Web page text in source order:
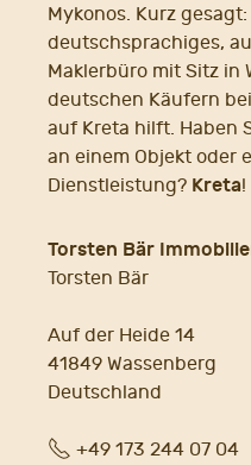
Mykonos. Kurz
deutschsprachiges,
Maklerbüro mit Sitz in
deutschen Käufern
auf Kreta hilft. Haben
an einem Objekt oder
Dienstleistung? Kreta!
Torsten Bär
Torsten Bär
Auf der Heide 14
41849 Wassenberg
Deutschland
Fon+49 173 244 07 04